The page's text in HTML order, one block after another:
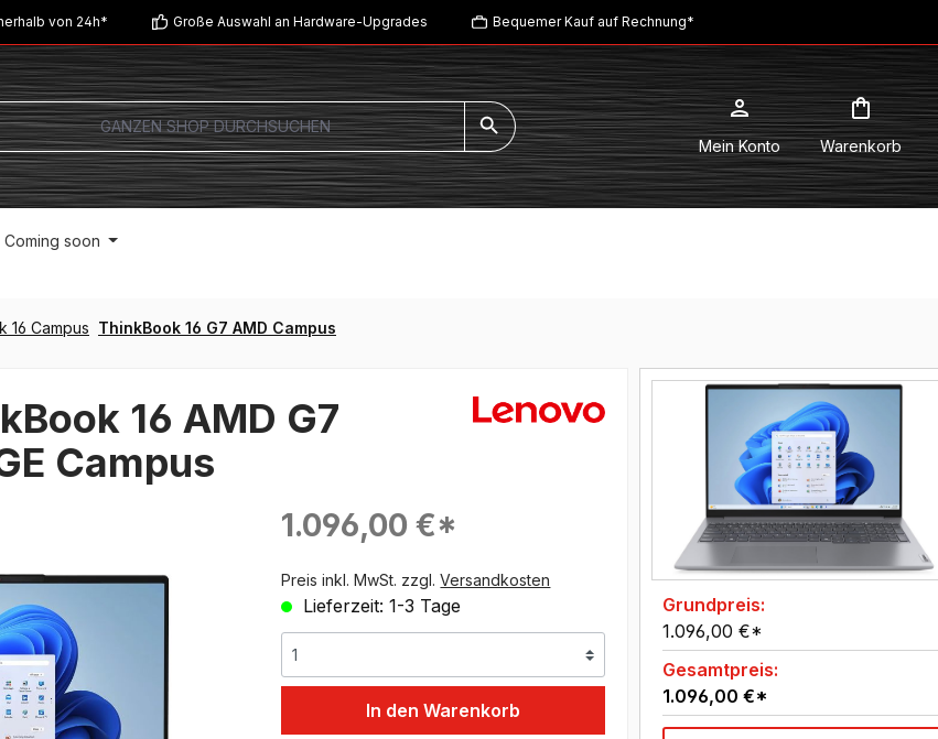
von 24h* Große Auswahl an Hardware-Upgrades Bequemer Kauf auf Rechnung*
Mein Konto Warenkorb
Coming soon
16 Campus ThinkBook 16 G7 AMD Campus
16 AMD G7
Campus
Regulärer Preis:
1.096,00 €*
Preis inkl. MwSt. zzgl.Versandkosten
Lieferzeit: 1-3 Tage
In den Warenkorb
Grundpreis:
1.096,00 €*
Gesamtpreis:
1.096,00 €*